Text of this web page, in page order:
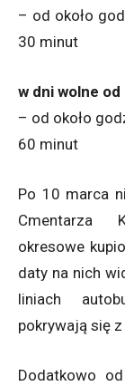
– od około
30 minut
w dni wolne
– od około
60 minut
Po 10 marca
Cmentarza
okresowe
daty na nich
liniach
pokrywają się
Dodatkowo